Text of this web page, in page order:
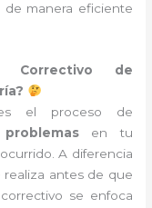
de manera eficiente
Correctivo de
el proceso de
en tu
A diferencia
antes de que
se enfoca